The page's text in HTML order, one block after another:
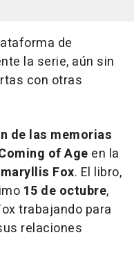
de
la serie, aún sin
con otras
de las memorias
of Age en la
Fox. El libro,
15 de octubre,
trabajando para
relaciones